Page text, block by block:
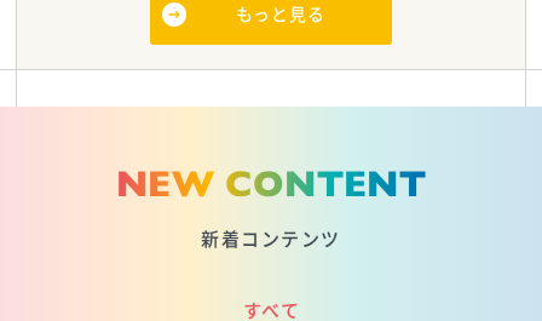
もっと見る
NEW CONTENT
新着コンテンツ
すべて